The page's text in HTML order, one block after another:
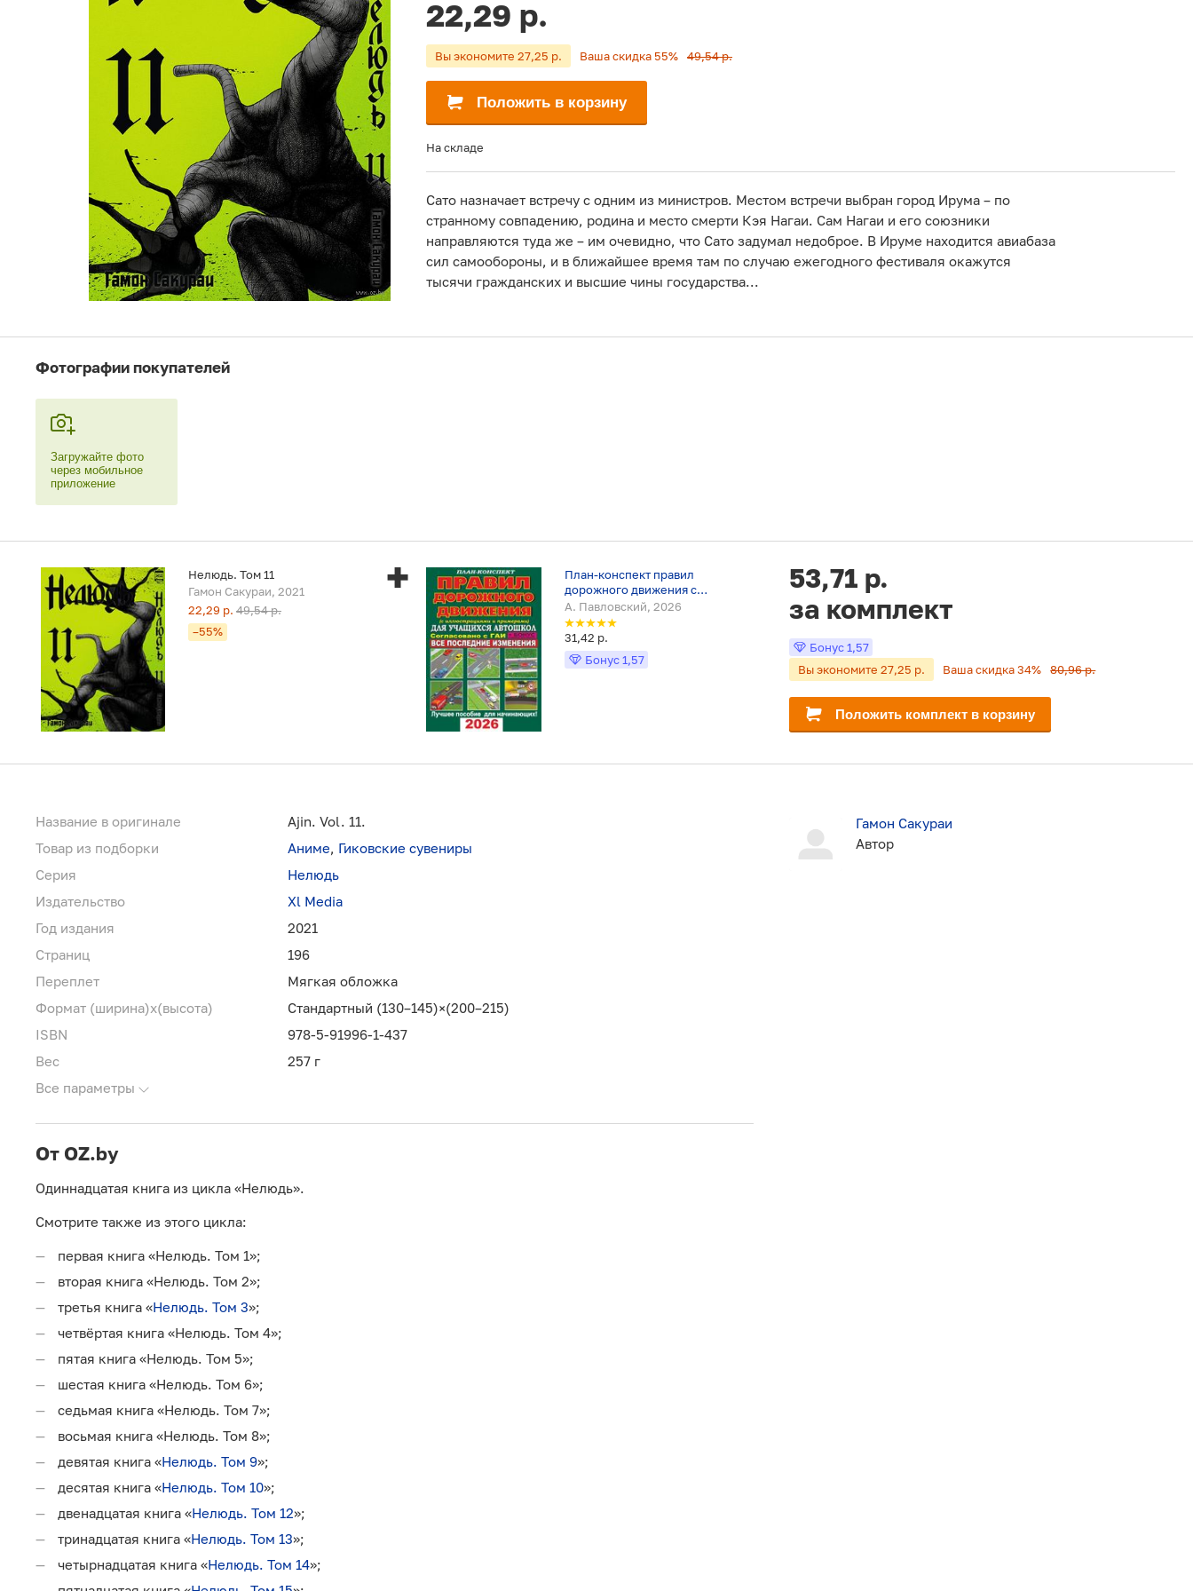
22,29 р.
Вы экономите 27,25 р. Ваша скидка 55% 49,54 р.
Положить в корзину
На складе
Сато назначает встречу с одним из министров. Местом встречи выбран город Ирума – по
странному совпадению, родина и место смерти Кэя Нагаи. Сам Нагаи и его союзники
направляются туда же – им очевидно, что Сато задумал недоброе. В Ируме находится авиабаза
сил самообороны, и в ближайшее время там по случаю ежегодного фестиваля окажутся
тысячи гражданских и высшие чины государства...
Фотографии покупателей
Загружайте фото
через мобильное
приложение
Нелюдь. Том 11
Гамон Сакураи, 2021
22,29 р. 49,54 р.
–55%
План-конспект правил
дорожного движения с
иллюстрациями и примерами для
учащихся автошкол 2026
А. Павловский, 2026
31,42 р.
Бонус1,57
53,71 р.
за комплект
Бонус1,57
Вы экономите 27,25 р.
Ваша скидка 34% 80,96 р.
Положить комплект в корзину
Название в оригинале
Ajin. Vol. 11.
Товар из подборки
Аниме, Гиковские сувениры
Серия
Нелюдь
Издательство
Xl Media
Год издания
2021
Страниц
196
Переплет
Мягкая обложка
Формат (ширина)х(высота)
Стандартный (130–145)×(200–215)
ISBN
978-5-91996-1-437
Вес
257 г
Все параметры
От OZ.by
Одиннадцатая книга из цикла «Нелюдь».
Смотрите также из этого цикла:
первая книга «Нелюдь. Том 1»;
вторая книга «Нелюдь. Том 2»;
третья книга «Нелюдь. Том 3»;
четвёртая книга «Нелюдь. Том 4»;
пятая книга «Нелюдь. Том 5»;
шестая книга «Нелюдь. Том 6»;
седьмая книга «Нелюдь. Том 7»;
восьмая книга «Нелюдь. Том 8»;
девятая книга «Нелюдь. Том 9»;
десятая книга «Нелюдь. Том 10»;
двенадцатая книга «Нелюдь. Том 12»;
тринадцатая книга «Нелюдь. Том 13»;
четырнадцатая книга «Нелюдь. Том 14»;
Гамон Сакураи
Автор